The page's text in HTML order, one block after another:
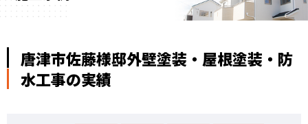
唐津市佐藤様邸外壁塗装・屋根塗装・防
水工事の実績